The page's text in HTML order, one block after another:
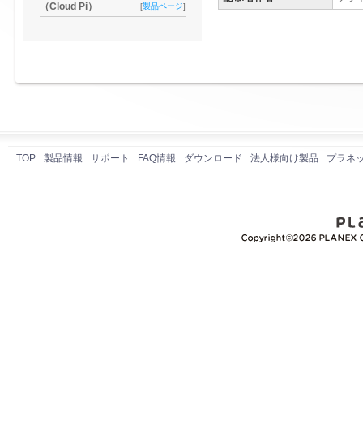
（Cloud Pi）
[製品ページ]
TOP 製品情報 サポート FAQ情報 ダウンロード 法人様向け製品 プラネ